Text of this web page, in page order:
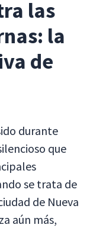
las
la
de
durante
que
se trata de
de Nueva
aún más,